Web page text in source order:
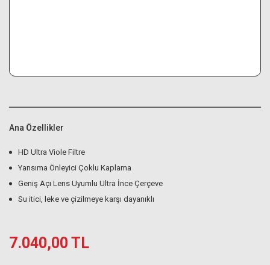
Ana Özellikler
HD Ultra Viole Filtre
Yansıma Önleyici Çoklu Kaplama
Geniş Açı Lens Uyumlu Ultra İnce Çerçeve
Su itici, leke ve çizilmeye karşı dayanıklı
7.040,00 TL